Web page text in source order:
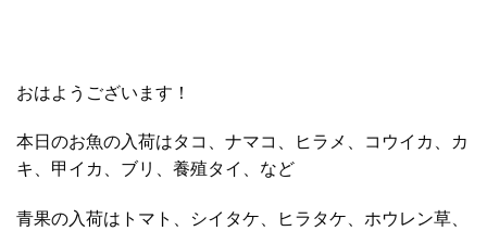
おはようございます！
本日のお魚の入荷はタコ、ナマコ、ヒラメ、コウイカ、カ
キ、甲イカ、ブリ、養殖タイ、など
青果の入荷はトマト、シイタケ、ヒラタケ、ホウレン草、